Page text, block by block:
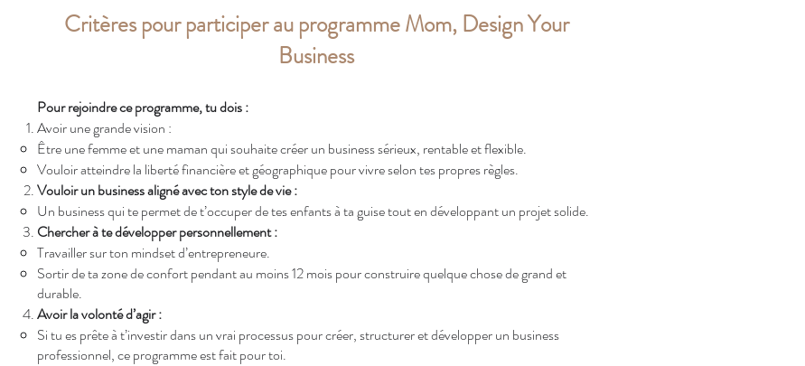
Critères pour participer au programme Mom, Design Your
Business
Pour rejoindre ce programme, tu dois :
Avoir une grande vision :
Être une femme et une maman qui souhaite créer un business sérieux, rentable et flexible.
Vouloir atteindre la liberté financière et géographique pour vivre selon tes propres règles.
Vouloir un business aligné avec ton style de vie :
Un business qui te permet de t’occuper de tes enfants à ta guise tout en développant un projet solide.
Chercher à te développer personnellement :
Travailler sur ton mindset d’entrepreneure.
Sortir de ta zone de confort pendant au moins 12 mois pour construire quelque chose de grand et
durable.
Avoir la volonté d’agir :
Si tu es prête à t’investir dans un vrai processus pour créer, structurer et développer un business
professionnel, ce programme est fait pour toi.